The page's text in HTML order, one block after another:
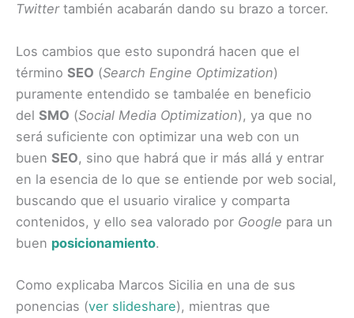
Twittertambién acabarán dando su brazo a torcer.
Los cambios que esto supondrá hacen que el
término SEO (Search Engine Optimization)
puramente entendido se tambalée en beneficio
del SMO (Social Media Optimization), ya que no
será suficiente con optimizar una web con un
buen SEO, sino que habrá que ir más allá y entrar
en la esencia de lo que se entiende por web social,
buscando que el usuario viralice y comparta
contenidos, y ello sea valorado por Google para un
buen posicionamiento.
Como explicaba Marcos Sicilia en una de sus
ponencias (ver slideshare), mientras que